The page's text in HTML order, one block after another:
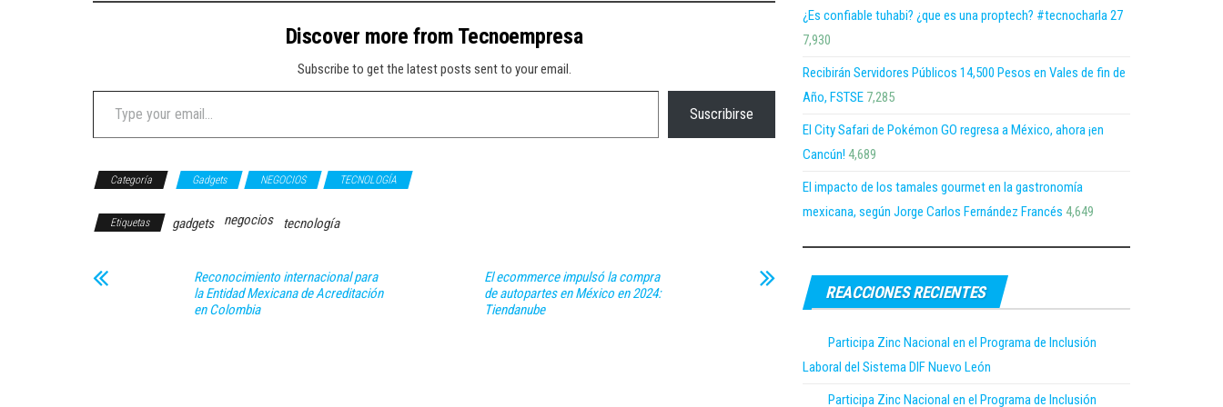
Discover more from Tecnoempresa
Subscribe to get the latest posts sent to your email.
Type your email…
Suscribirse
Categoría Gadgets NEGOCIOS TECNOLOGÍA
Etiquetas gadgets negocios tecnología
Reconocimiento internacional para
la Entidad Mexicana de Acreditación
en Colombia
El ecommerce impulsó la compra
de autopartes en México en 2024:
Tiendanube
¿Es confiable tuhabi? ¿que es una proptech? #tecnocharla 27
7,930
Recibirán Servidores Públicos 14,500 Pesos en Vales de fin de
Año, FSTSE 7,285
El City Safari de Pokémon GO regresa a México, ahora ¡en
Cancún! 4,689
El impacto de los tamales gourmet en la gastronomía
mexicana, según Jorge Carlos Fernández Francés 4,649
REACCIONES RECIENTES
Participa Zinc Nacional en el Programa de Inclusión
Laboral del Sistema DIF Nuevo León
Participa Zinc Nacional en el Programa de Inclusión